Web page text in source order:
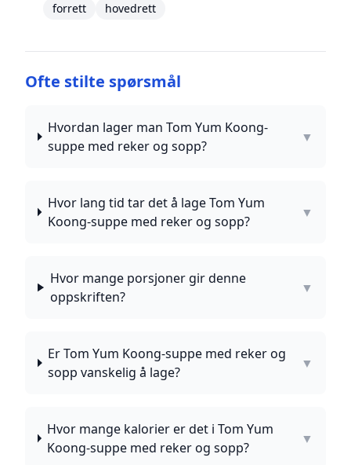
forrett
hovedrett
Ofte stilte spørsmål
Hvordan lager man Tom Yum Koong-
suppe med reker og sopp?
▼
Hvor lang tid tar det å lage Tom Yum
Koong-suppe med reker og sopp?
▼
Hvor mange porsjoner gir denne
oppskriften?
▼
Er Tom Yum Koong-suppe med reker og
sopp vanskelig å lage?
▼
Hvor mange kalorier er det i Tom Yum
Koong-suppe med reker og sopp?
▼